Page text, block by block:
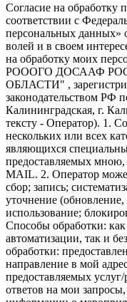
Согласие на
соответствии с
персональных данных»
волей и в своем
на обработку моих
РОООГО ДОСААФ
ОБЛАСТИ" ,
законодательством РФ
Калининградская, г.
тексту - Оператор). 1.
нескольких или всех
являющихся
предоставляемых
MAIL. 2. Оператор
сбор; запись;
уточнение
использование;
Способы обработки: как
автоматизации, так и
обработки:
направление в мой
предоставляемых
ответов на мои